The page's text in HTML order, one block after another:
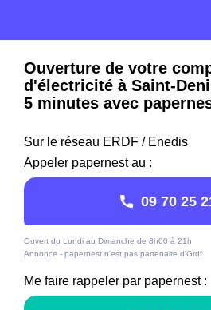
Ouverture de votre
d'électricité à Saint-
5 minutes avec
Sur le réseau ERDF / Enedis
Appeler papernest au :
09 70 25
Ouvert du Lundi au Dimanche de 8h00 à 21h
Annonce - papernest n'est pas partenaire d'Grdf
Me faire rappeler par papernest :